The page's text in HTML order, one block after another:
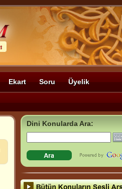
Ekart Soru Üyelik
Dini Konularda Ara: